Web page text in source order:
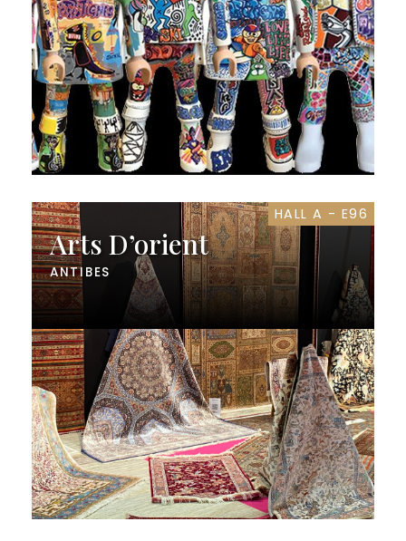
HALL A - E96
Arts D’orient
ANTIBES